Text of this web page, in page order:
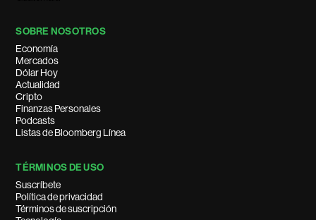
SOBRE NOSOTROS
Economía
Mercados
Dólar Hoy
Actualidad
Cripto
Finanzas Personales
Podcasts
Listas de Bloomberg Línea
TÉRMINOS DE USO
Suscríbete
Política de privacidad
Términos de suscripción